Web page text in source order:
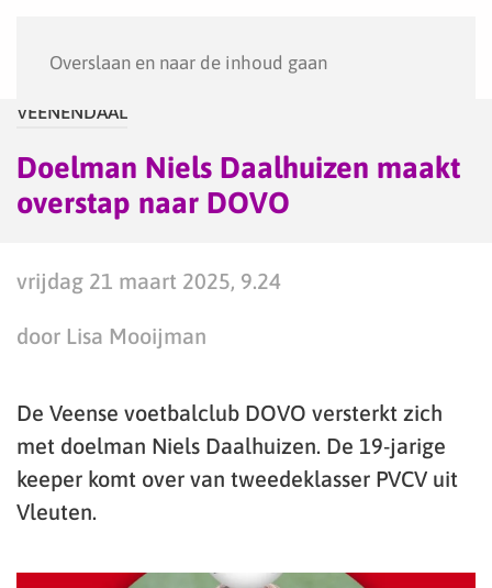
Overslaan en naar de inhoud gaan
VEENENDAAL
Doelman Niels Daalhuizen maakt
overstap naar DOVO
vrijdag 21 maart 2025, 9.24
door Lisa Mooijman
De Veense voetbalclub DOVO versterkt zich
met doelman Niels Daalhuizen. De 19-jarige
keeper komt over van tweedeklasser PVCV uit
Vleuten.